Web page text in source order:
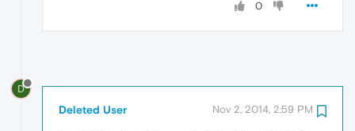
0
D
Deleted User Nov 2, 2014, 2:59 PM